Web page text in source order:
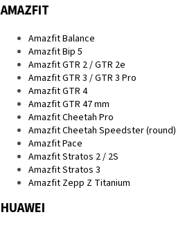
AMAZFIT
Amazfit Balance
Amazfit Bip 5
Amazfit GTR 2 / GTR 2e
Amazfit GTR 3 / GTR 3 Pro
Amazfit GTR 4
Amazfit GTR 47 mm
Amazfit Cheetah Pro
Amazfit Cheetah Speedster (round)
Amazfit Pace
Amazfit Stratos 2 / 2S
Amazfit Stratos 3
Amazfit Zepp Z Titanium
HUAWEI